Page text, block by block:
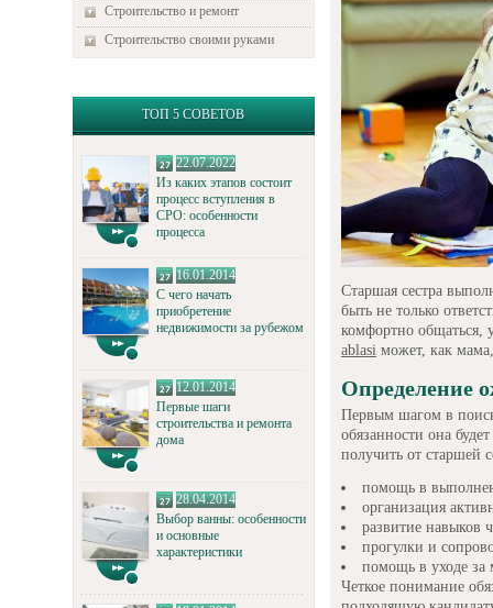
Строительство и ремонт
Строительство своими руками
ТОП 5 СОВЕТОВ
22.07.2022
Из каких этапов состоит
процесс вступления в
СРО: особенности
процесса
16.01.2014
С чего начать
приобретение
недвижимости за рубежом
12.01.2014
Первые шаги
строительства и ремонта
дома
28.04.2014
Выбор ванны: особенности
и основные
характеристики
Старшая сестра
быть не только
комфортно общаться,
ablasi может, как
Определение
Первым шагом в
обязанности она
получить от старшей
помощь в
организация
развитие навыков
прогулки и
помощь в уходе
Четкое понимание